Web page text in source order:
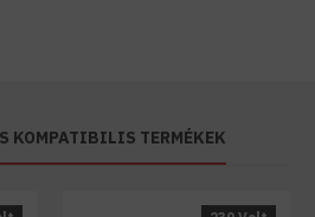
KOMPATIBILIS TERMÉKEK